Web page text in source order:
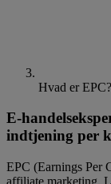
Hvad er
E-
indtjening per
EPC (Earnings Per
affiliate marketing.